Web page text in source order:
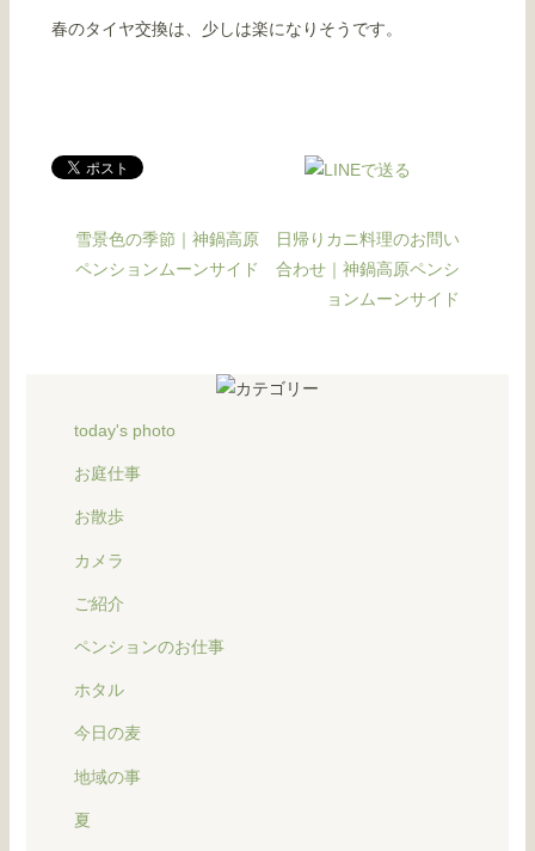
春のタイヤ交換は、少しは楽になりそうです。
雪景色の季節｜神鍋高原
ペンションムーンサイド
日帰りカニ料理のお問い
合わせ｜神鍋高原ペンシ
ョンムーンサイド
today's photo
お庭仕事
お散歩
カメラ
ご紹介
ペンションのお仕事
ホタル
今日の麦
地域の事
夏